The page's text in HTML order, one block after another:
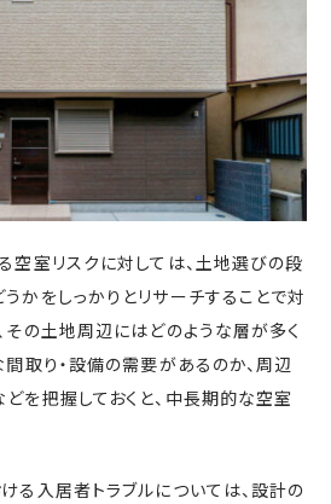
空室リスクに対しては、土地選びの段
かをしっかりとリサーチすることで対
その土地周辺にはどのような層が多く
間取り・設備の需要があるのか、周辺
を把握しておくと、中長期的な空室
る入居者トラブルについては、設計の